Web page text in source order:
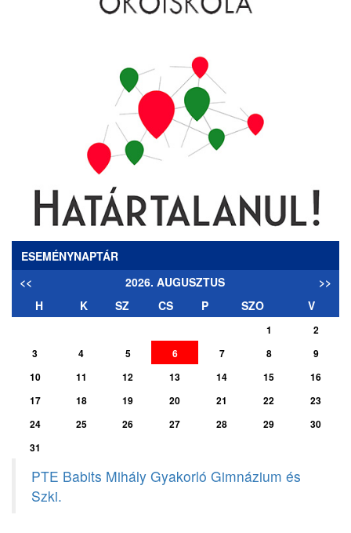
ESEMÉNYNAPTÁR
<<
2026. AUGUSZTUS
>>
H
K SZ CS P SZO V
1
2
3
4 5 6 7 8
9
10
11 12 13 14 15
16
17
18 19 20 21 22
23
24
25 26 27 28 29
30
31
PTE Babits Mihály Gyakorló Gimnázium és
Szki.